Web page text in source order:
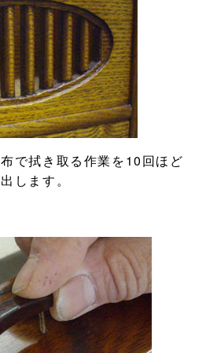
で拭き取る作業を10回ほど
します。